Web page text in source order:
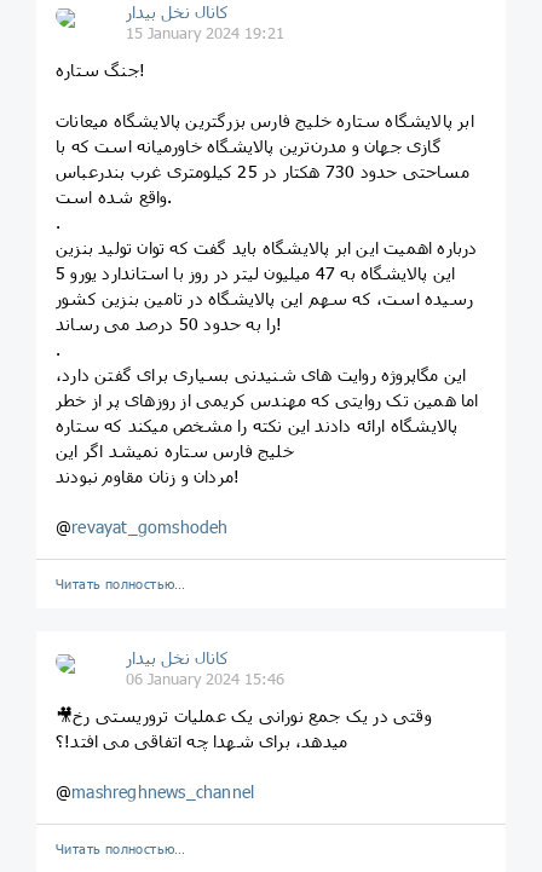
کانال نخل بیدار
15 January 2024 19:21
جنگ ستاره!
ابر پالایشگاه ستاره خلیج فارس بزرگترین پالایشگاه میعانات
گازی جهان و مدرن‌ترین پالایشگاه خاورمیانه است که با
مساحتی حدود 730 هکتار در 25 کیلومتری غرب بندرعباس
واقع شده است.
.
درباره اهمیت این ابر پالایشگاه باید گفت که توان تولید بنزین
این پالایشگاه به 47 میلیون لیتر در روز با استاندارد یورو 5
رسیده است، که سهم این پالایشگاه در تامین بنزین کشور
را به حدود 50 درصد می رساند!
.
این مگاپروژه روایت های شنیدنی بسیاری برای گفتن دارد،
اما همین تک روایتی که مهندس کریمی از روزهای پر از خطر
پالایشگاه ارائه دادند این نکته را مشخص میکند که ستاره
خلیج فارس ستاره نمیشد اگر این
مردان و زنان مقاوم نبودند!
@revayat_gomshodeh
Читать полностью…
کانال نخل بیدار
06 January 2024 15:46
🎥وقتی در یک جمع نورانی یک عملیات تروریستی رخ
میدهد، برای شهدا چه اتفاقی می افتد!؟
@mashreghnews_channel
Читать полностью…